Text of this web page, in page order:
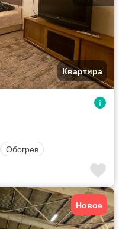
Квартира
Обогрев
Новое